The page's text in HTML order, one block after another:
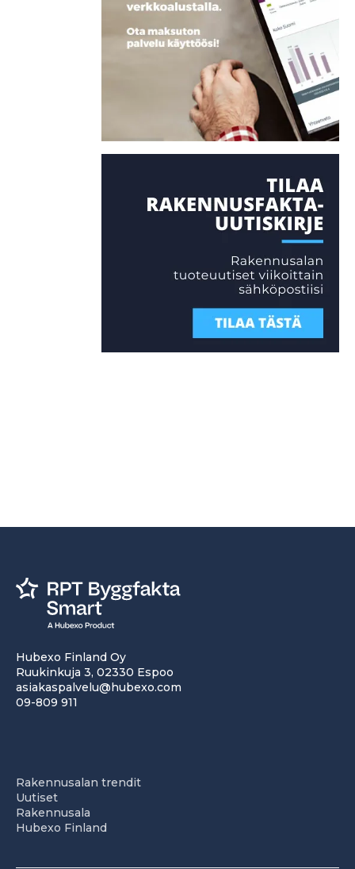
Hubexo Finland Oy
Ruukinkuja 3, 02330 Espoo
asiakaspalvelu@hubexo.com
09-809 911
Rakennusalan trendit
Uutiset
Rakennusala
Hubexo Finland